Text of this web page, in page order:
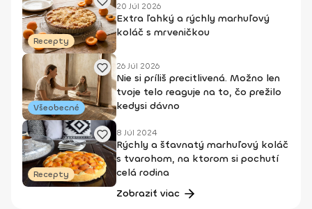
Recepty
20 Júl 2026
Extra ľahký a rýchly marhuľový
koláč s mrveničkou
Všeobecné
26 Júl 2026
Nie si príliš precitlivená. Možno len
tvoje telo reaguje na to, čo prežilo
kedysi dávno
Recepty
8 Júl 2024
Rýchly a šťavnatý marhuľový koláč
s tvarohom, na ktorom si pochutí
celá rodina
Zobraziť viac